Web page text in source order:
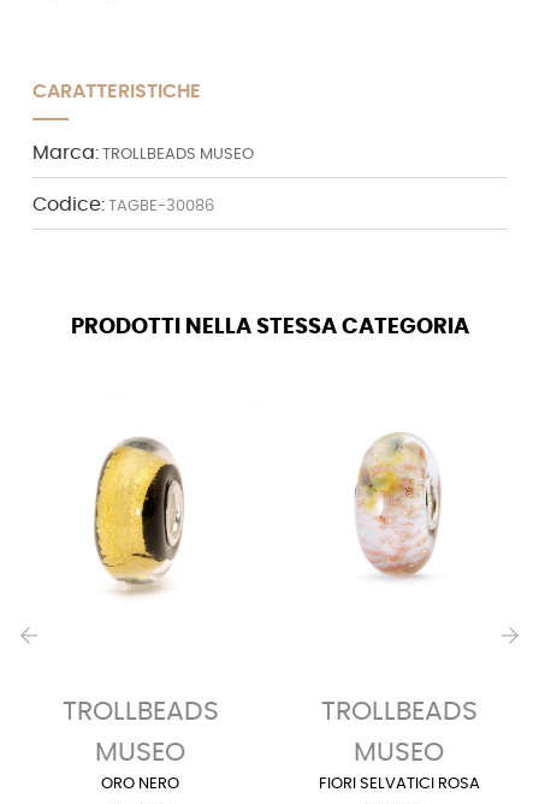
CARATTERISTICHE
Marca: TROLLBEADS MUSEO
Codice: TAGBE-30086
PRODOTTI NELLA STESSA CATEGORIA
TROLLBEADS
MUSEO
ORO NERO
TROLLBEADS
MUSEO
FIORI SELVATICI ROSA